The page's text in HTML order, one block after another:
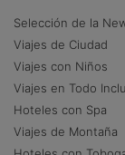
Selección de la
Viajes de Ciudad
Viajes con Niños
Viajes en Todo
Hoteles con Spa
Viajes de Montaña